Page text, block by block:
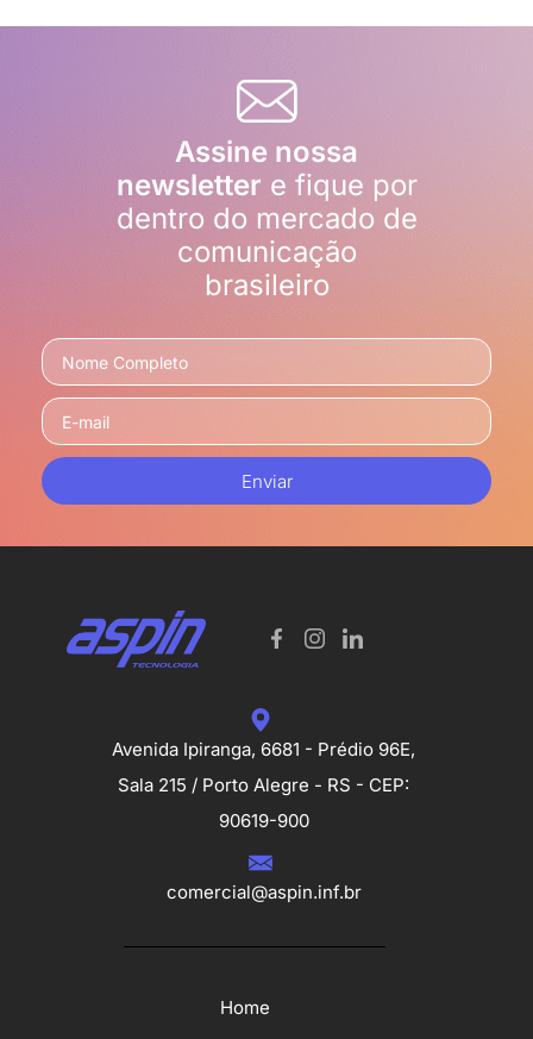
Assine nossa
newsletter e fique por
dentro do mercado de
comunicação
brasileiro
Enviar
Avenida Ipiranga, 6681 - Prédio 96E,
Sala 215 / Porto Alegre - RS - CEP:
90619-900
comercial@aspin.inf.br
Home